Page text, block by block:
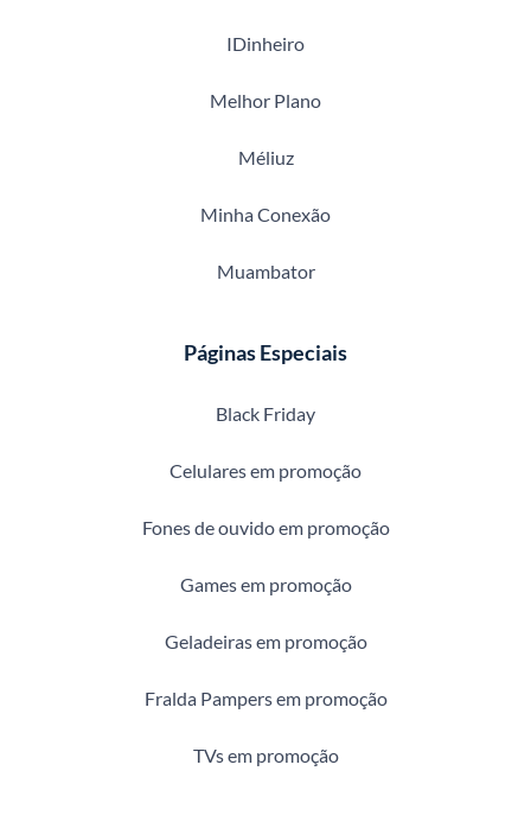
IDinheiro
Melhor Plano
Méliuz
Minha Conexão
Muambator
Páginas Especiais
Black Friday
Celulares em promoção
Fones de ouvido em promoção
Games em promoção
Geladeiras em promoção
Fralda Pampers em promoção
TVs em promoção